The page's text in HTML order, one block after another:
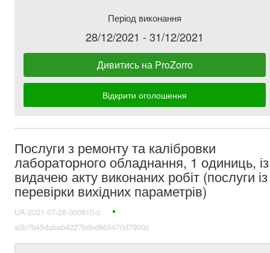
Період виконання
28/12/2021 - 31/12/2021
Дивитись на ProZorro
Відкрити оголошення
Послуги з ремонту та калібровки
лабораторного обладнання, 1 одиниць, із
видачею акту виконаних робіт (послуги із
перевірки вихідних параметрів)
UA-2021-07-28-000910-c
a3b7b45dabab4227bded865470d7903c